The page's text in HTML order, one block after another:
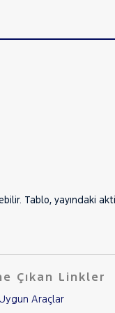
Tablo, yayındaki
Çıkan Linkler
Araçlar